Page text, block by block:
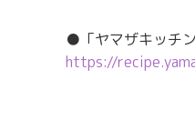
●「ヤマザキッチン
https://